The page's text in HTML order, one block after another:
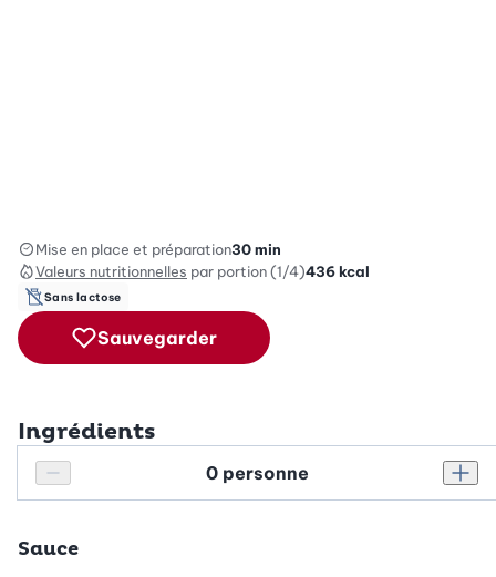
Mise en place et préparation30 min
Valeurs nutritionnelles par portion (1/4)436kcal
Sans lactose
Sauvegarder
Ingrédients
Réduire le nombre de personnes
Personnes
Sauce